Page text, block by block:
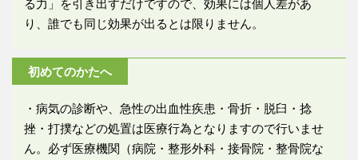
る力」を引き出すだけですので、効果には個人差があ
り、誰でも同じ効果が出るとは限りません。
初めてのかたへ
・病気の診断や、急性の出血性疾患・骨折・脱臼・捻
挫・打撲などの処置は医療行為となりますので行いませ
ん。必ず医療機関（病院・整形外科・接骨院・整骨院な